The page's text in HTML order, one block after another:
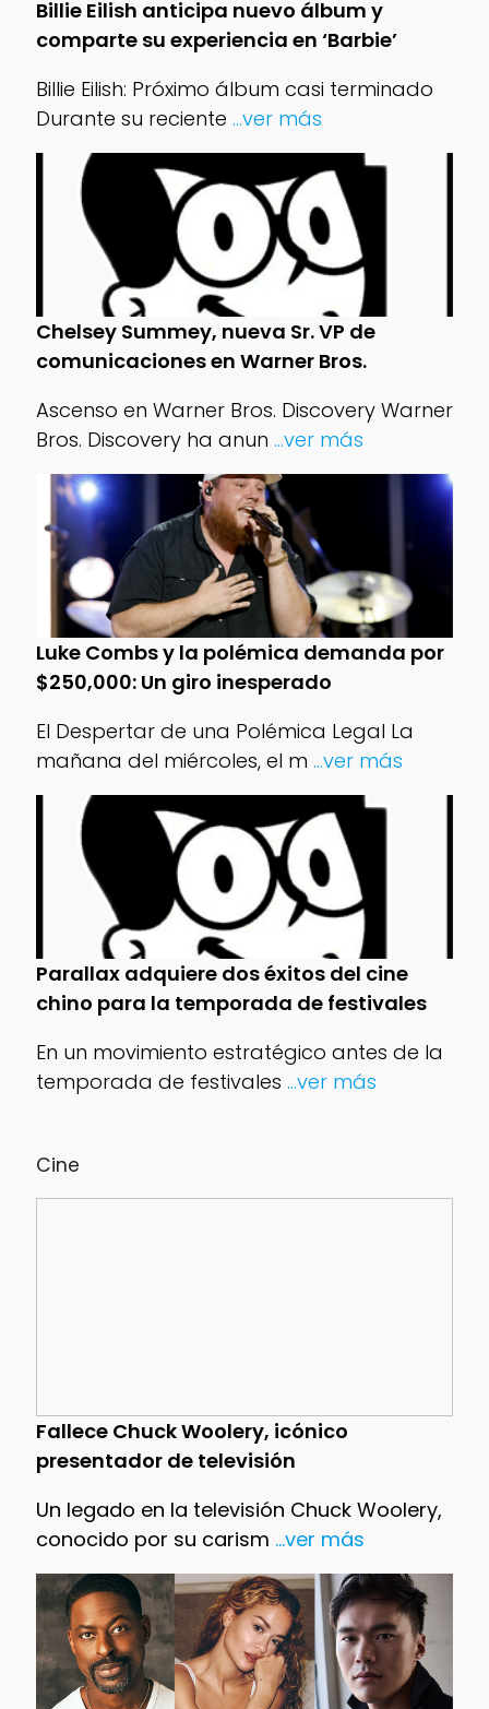
Cine
Fallece Chuck Woolery, icónico
presentador de televisión
Un legado en la televisión Chuck Woolery,
conocido por su carism ...ver más
Billie Eilish anticipa nuevo álbum y
comparte su experiencia en ‘Barbie’
Billie Eilish: Próximo álbum casi terminado
Durante su reciente ...ver más
Chelsey Summey, nueva Sr. VP de
comunicaciones en Warner Bros.
Ascenso en Warner Bros. Discovery Warner
Bros. Discovery ha anun ...ver más
Luke Combs y la polémica demanda por
$250,000: Un giro inesperado
El Despertar de una Polémica Legal La
mañana del miércoles, el m ...ver más
Parallax adquiere dos éxitos del cine
chino para la temporada de festivales
En un movimiento estratégico antes de la
temporada de festivales ...ver más